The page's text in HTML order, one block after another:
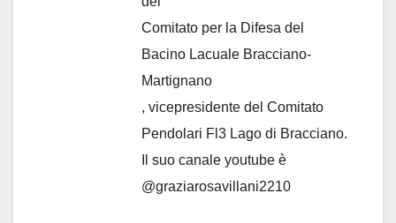
Comitato per la Difesa del
Bacino Lacuale Bracciano-
Martignano
, vicepresidente del Comitato
Pendolari Fl3 Lago di Bracciano.
Il suo canale youtube è
@graziarosavillani2210